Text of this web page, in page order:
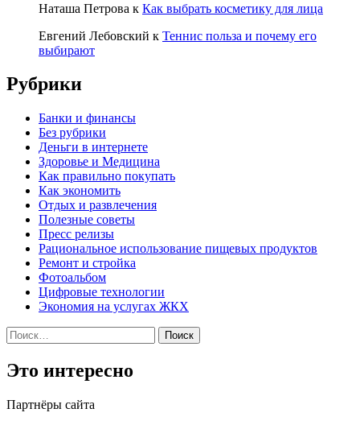
Наташа Петрова к Как выбрать косметику для лица
Евгений Лебовский к Теннис польза и почему его
выбирают
Рубрики
Банки и финансы
Без рубрики
Деньги в интернете
Здоровье и Медицина
Как правильно покупать
Как экономить
Отдых и развлечения
Полезные советы
Пресс релизы
Рациональное использование пищевых продуктов
Ремонт и стройка
Фотоальбом
Цифровые технологии
Экономия на услугах ЖКХ
Найти:
Это интересно
Партнёры сайта